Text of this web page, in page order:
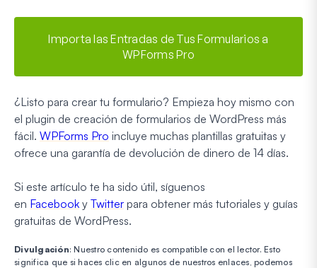
Importa las Entradas de Tus Formularios a
WPForms Pro
¿Listo para crear tu formulario? Empieza hoy mismo con
el plugin de creación de formularios de WordPress más
fácil. WPForms Pro incluye muchas plantillas gratuitas y
ofrece una garantía de devolución de dinero de 14 días.
Si este artículo te ha sido útil, síguenos
en Facebook y Twitter para obtener más tutoriales y guías
gratuitas de WordPress.
Divulgación: Nuestro contenido es compatible con el lector. Esto
significa que si haces clic en algunos de nuestros enlaces, podemos